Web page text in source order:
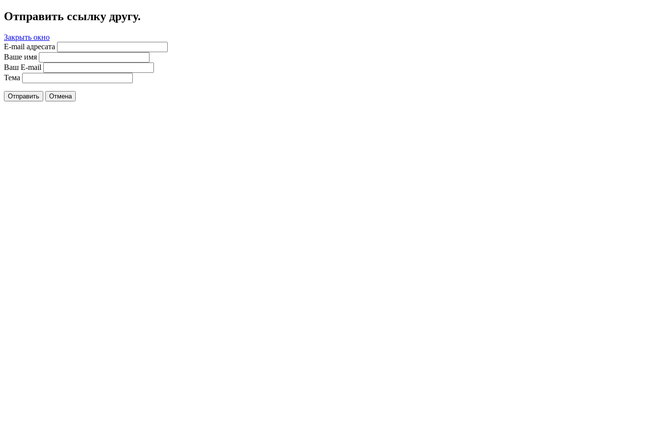
Отправить ссылку другу.
Закрыть окно
E-mail адресата
Ваше имя
Ваш E-mail
Тема
Отправить Отмена